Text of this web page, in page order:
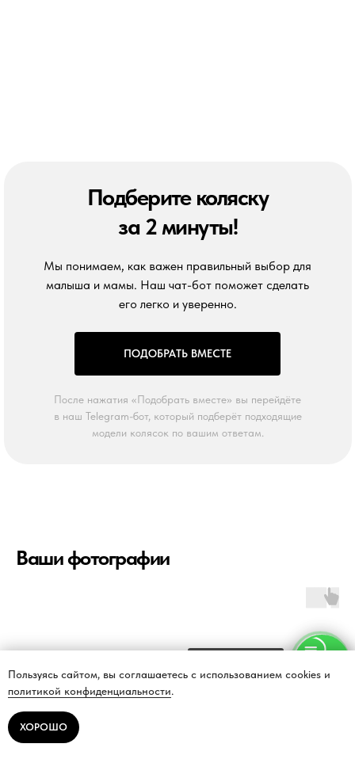
Подберите коляску
за 2 минуты!
После нажатия «Подобрать вместе» вы перейдёте
в наш Telegram-бот, который подберёт подходящие
модели колясок по вашим ответам.
Мы понимаем, как важен правильный выбор для
малыша и мамы. Наш чат-бот поможет сделать
его легко и уверенно.
ПОДОБРАТЬ ВМЕСТЕ
Ваши фотографии
Пользуясь сайтом, вы соглашаетесь с использованием cookies и
политикой конфиденциальности.
ХОРОШО